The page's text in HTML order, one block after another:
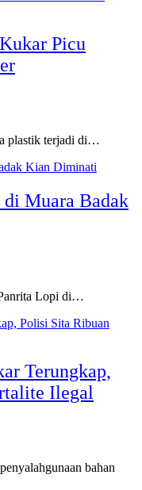
Picu
plastik terjadi di…
Muara Badak
Lopi di…
Terungkap,
Ilegal
bahan